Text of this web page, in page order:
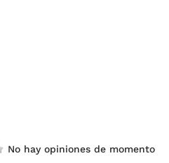
No hay opiniones de momento